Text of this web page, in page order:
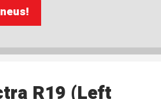
R19 (Left